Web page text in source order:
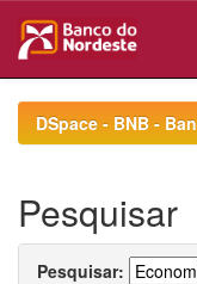
navigationDSpace - BNB -
Pesquisar
Pesquisar: